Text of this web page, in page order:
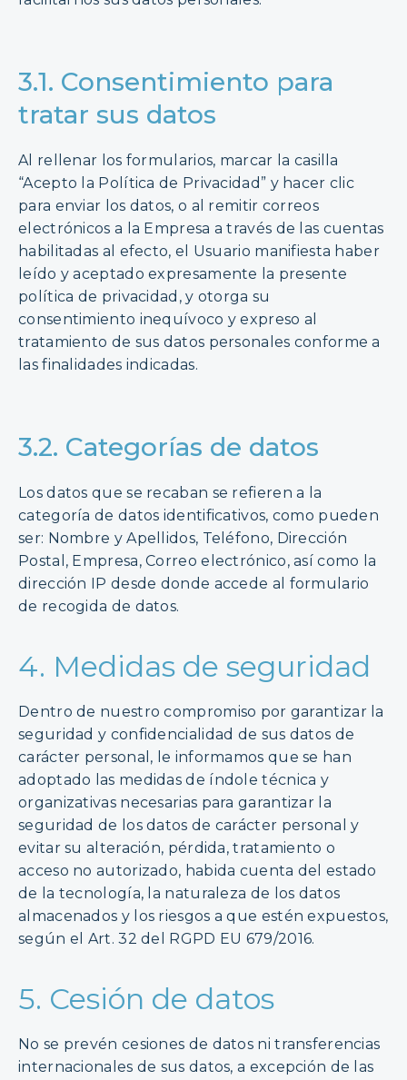
3.1. Consentimiento para
tratar sus datos
Al rellenar los formularios, marcar la casilla
“Acepto la Política de Privacidad” y hacer clic
para enviar los datos, o al remitir correos
electrónicos a la Empresa a través de las cuentas
habilitadas al efecto, el Usuario manifiesta haber
leído y aceptado expresamente la presente
política de privacidad, y otorga su
consentimiento inequívoco y expreso al
tratamiento de sus datos personales conforme a
las finalidades indicadas.
3.2. Categorías de datos
Los datos que se recaban se refieren a la
categoría de datos identificativos, como pueden
ser: Nombre y Apellidos, Teléfono, Dirección
Postal, Empresa, Correo electrónico, así como la
dirección IP desde donde accede al formulario
de recogida de datos.
4. Medidas de seguridad
Dentro de nuestro compromiso por garantizar la
seguridad y confidencialidad de sus datos de
carácter personal, le informamos que se han
adoptado las medidas de índole técnica y
organizativas necesarias para garantizar la
seguridad de los datos de carácter personal y
evitar su alteración, pérdida, tratamiento o
acceso no autorizado, habida cuenta del estado
de la tecnología, la naturaleza de los datos
almacenados y los riesgos a que estén expuestos,
según el Art. 32 del RGPD EU 679/2016.
5. Cesión de datos
No se prevén cesiones de datos ni transferencias
internacionales de sus datos, a excepción de las